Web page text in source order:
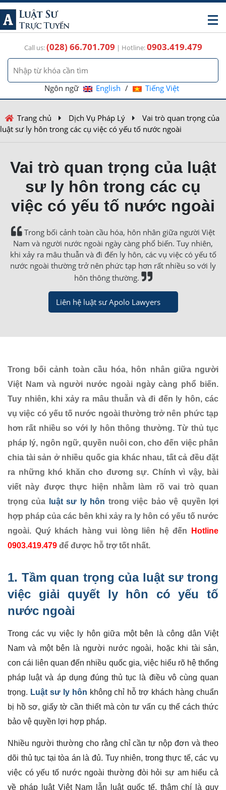
Call us:(028) 66.701.709 | Hotline:0903.419.479
Ngôn ngữ English / Tiếng Việt
Trang chủ Dịch Vụ Pháp Lý
Vai trò quan trọng của
luật sư ly hôn trong các cụ việc có yếu tố nước ngoài
Vai trò quan trọng của luật
sư ly hôn trong các cụ
việc có yếu tố nước ngoài
Trong bối cảnh toàn cầu hóa, hôn nhân giữa người Việt
Nam và người nước ngoài ngày càng phổ biến. Tuy nhiên,
khi xảy ra mâu thuẫn và đi đến ly hôn, các vụ việc có yếu tố
nước ngoài thường trở nên phức tạp hơn rất nhiều so với ly
hôn thông thường.
Liên hệ luật sư Apolo Lawyers
Trong bối cảnh toàn cầu hóa, hôn nhân giữa người
Việt Nam và người nước ngoài ngày càng phổ biến.
Tuy nhiên, khi xảy ra mâu thuẫn và đi đến ly hôn, các
vụ việc có yếu tố nước ngoài thường trở nên phức tạp
hơn rất nhiều so với ly hôn thông thường. Từ thủ tục
pháp lý, ngôn ngữ, quyền nuôi con, cho đến việc phân
chia tài sản ở nhiều quốc gia khác nhau, tất cả đều đặt
ra những khó khăn cho đương sự. Chính vì vậy, bài
viết này được thực hiện nhằm làm rõ vai trò quan
trọng của
luật sư ly hôn trong việc bảo vệ quyền lợi
hợp pháp của các bên khi xảy ra ly hôn có yếu tố nước
ngoài. Quý khách hàng vui lòng liên hệ đến
Hotline
0903.419.479 để được hỗ trợ tốt nhất.
1. Tầm quan trọng của luật sư trong
việc giải quyết ly hôn có yếu tố
nước ngoài
Trong các vụ việc ly hôn giữa một bên là công dân Việt
Nam và một bên là người nước ngoài, hoặc khi tài sản,
con cái liên quan đến nhiều quốc gia, việc hiểu rõ hệ thống
pháp luật và áp dụng đúng thủ tục là điều vô cùng quan
trọng. Luật sư ly hôn không chỉ hỗ trợ khách hàng chuẩn
bị hồ sơ, giấy tờ cần thiết mà còn tư vấn cụ thể cách thức
bảo vệ quyền lợi hợp pháp.
Nhiều người thường cho rằng chỉ cần tự nộp đơn và theo
dõi thủ tục tại tòa án là đủ. Tuy nhiên, trong thực tế, các vụ
việc có yếu tố nước ngoài thường đòi hỏi sự am hiểu cả
về pháp luật Việt Nam lẫn luật quốc tế, thậm chí là quy